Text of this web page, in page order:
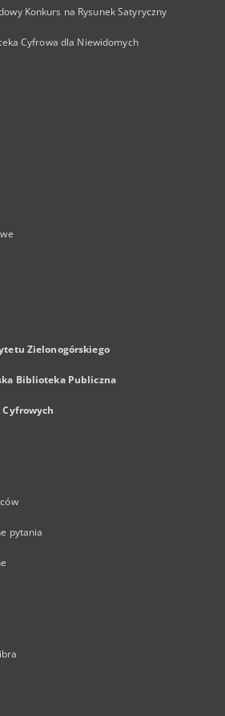
Konkurs na Rysunek Satyryczny
Cyfrowa dla Niewidomych
Zielonogórskiego
Biblioteka Publiczna
pytania